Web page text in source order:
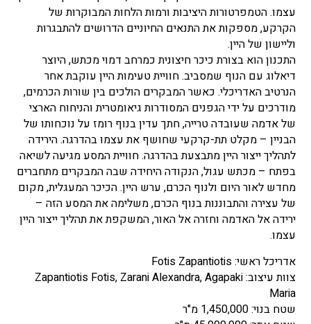
עצמו. הטמפרטורות היציבות ורמות הלחות המבוקרות של
הקרקע, מספקות את התנאים החיוניים הדרושים להתבגרות
וליישון של היין.
התכנון הוא בצורת כיכר חיצונית כמרחב דמוי מכתש, היוצר
דיאלוג עם הנוף שמסביב. חוויית טעימות היין עוקבת אחר
הנרטיב האדריכלי. כאשר המבקרים הולכים בין שורות הכרמים,
מודרכים על ידי הגפנים המסודרות גיאומטרית והניחוח הארצי
של אדמה שעובדה טרייה, חתך עדין בנוף רומז על נוכחותו של
הבניין – מקלט תת-קרקעי שחושף את עצמו בהדרגה. הירידה
לתהליך ייצור היין מתבצעת בהדרגה. חוויית המסע מגיעה לשיאה
בפתח – מכתש עגול, הנקודה היחידה שבה המבקרים מתחברים
מחדש לאור היום ולנוף הכרם, ערש היין. הכיכר המעגלית, מקום
של עצירה והתבוננות בנוף הכרם, משלימה את המסע הזה –
ירידה אל האדמה וחזרה אל האור, המשקפת את תהליך ייצור היין
עצמו.
אדריכל ראשי: Fotis Zapantiotis
צוות עיצוב: Zapantiotis Fotis, Zarani Alexandra, Agapaki
Maria
שטח בנוי: 1,450,000 מ"ר